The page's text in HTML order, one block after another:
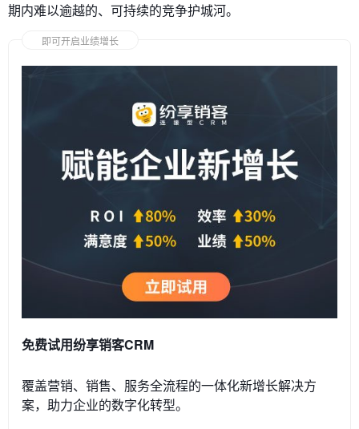
期内难以逾越的、可持续的竞争护城河。
即可开启业绩增长
免费试用纷享销客CRM
覆盖营销、销售、服务全流程的一体化新增长解决方
案，助力企业的数字化转型。